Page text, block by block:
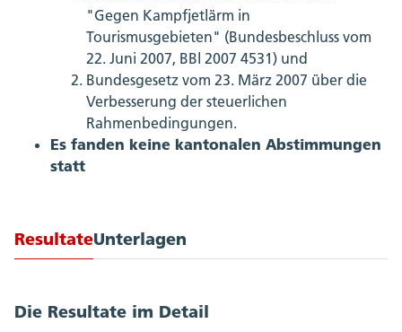
"Gegen Kampfjetlärm in
Tourismusgebieten" (Bundesbeschluss vom
22. Juni 2007, BBl 2007 4531) und
Bundesgesetz vom 23. März 2007 über die
Verbesserung der steuerlichen
Rahmenbedingungen.
Es fanden keine kantonalen Abstimmungen
statt
ResultateUnterlagen
Die Resultate im Detail